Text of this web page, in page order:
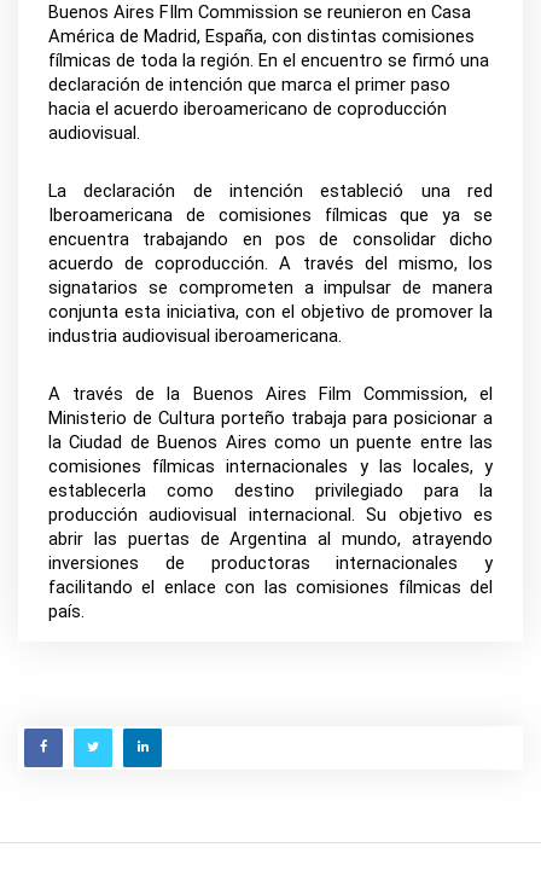
Buenos Aires FIlm Commission se reunieron en Casa
América de Madrid, España, con distintas comisiones
fílmicas de toda la región. En el encuentro se firmó una
declaración de intención que marca el primer paso
hacia el acuerdo iberoamericano de coproducción
audiovisual.
La declaración de intención estableció una red
Iberoamericana de comisiones fílmicas que ya se
encuentra trabajando en pos de consolidar dicho
acuerdo de coproducción. A través del mismo, los
signatarios se comprometen a impulsar de manera
conjunta esta iniciativa, con el objetivo de promover la
industria audiovisual iberoamericana.
A través de la Buenos Aires Film Commission, el
Ministerio de Cultura porteño trabaja para posicionar a
la Ciudad de Buenos Aires como un puente entre las
comisiones fílmicas internacionales y las locales, y
establecerla como destino privilegiado para la
producción audiovisual internacional. Su objetivo es
abrir las puertas de Argentina al mundo, atrayendo
inversiones de productoras internacionales y
facilitando el enlace con las comisiones fílmicas del
país.